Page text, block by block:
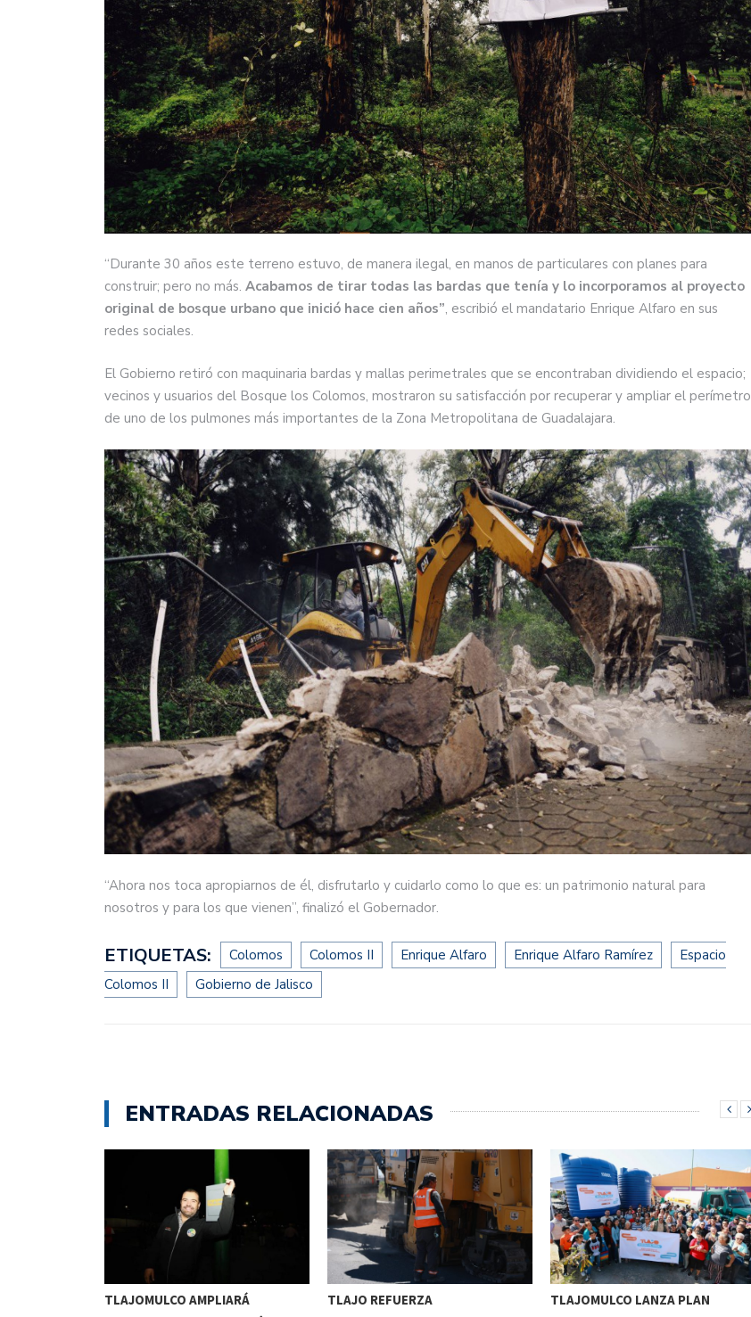
“Durante 30 años este terreno estuvo, de manera ilegal, en manos de particulares con planes para
construir; pero no más. Acabamos de tirar todas las bardas que tenía y lo incorporamos al proyecto
original de bosque urbano que inició hace cien años”, escribió el mandatario Enrique Alfaro en sus
redes sociales.
El Gobierno retiró con maquinaria bardas y mallas perimetrales que se encontraban dividiendo el espacio;
vecinos y usuarios del Bosque los Colomos, mostraron su satisfacción por recuperar y ampliar el perímetro
de uno de los pulmones más importantes de la Zona Metropolitana de Guadalajara.
“Ahora nos toca apropiarnos de él, disfrutarlo y cuidarlo como lo que es: un patrimonio natural para
nosotros y para los que vienen”, finalizó el Gobernador.
ETIQUETAS: Colomos Colomos II Enrique Alfaro Enrique Alfaro Ramírez
Espacio
Colomos II
Gobierno de Jalisco
ENTRADAS RELACIONADAS
TLAJOMULCO AMPLIARÁ
TLAJO REFUERZA
TLAJOMULCO LANZA PLAN